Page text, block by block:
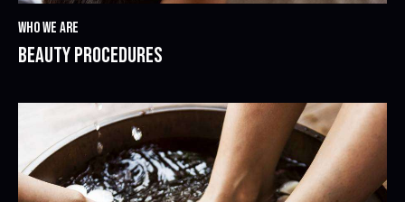
BEAUTY PROCEDURES
WHO WE ARE